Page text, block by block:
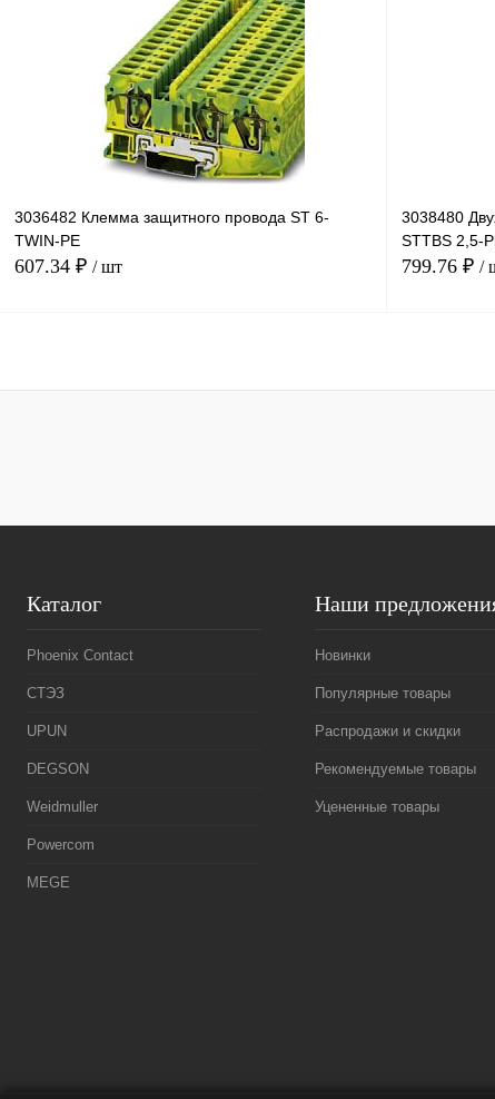
Сравнение
В избранное Под заказ
3036482 Клемма защитного провода ST 6-
TWIN-PE
607.34 ₽ / шт
3038480
STTBS 2,5-
799.76 ₽ /
Каталог
Phoenix Contact
СТЭЗ
UPUN
DEGSON
Weidmuller
Powercom
MEGE
Наши
Новинки
Популярные товары
Распродажи и скидки
Рекомендуемые товары
Уцененные товары